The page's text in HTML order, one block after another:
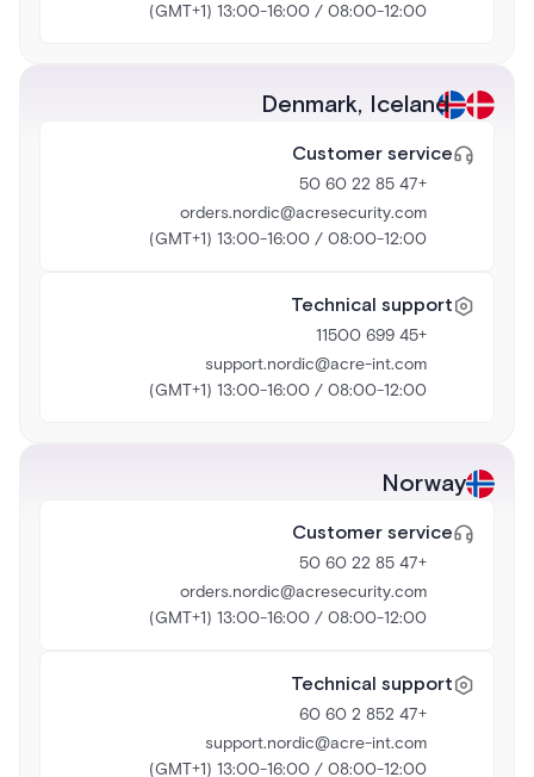
08:00-12:00 / 13:00-16:00 (GMT+1)
Denmark, Iceland
Customer service
+47 85 22 60 50
orders.nordic@acresecurity.com
08:00-12:00 / 13:00-16:00 (GMT+1)
Technical support
+45 699 11500
support.nordic@acre-int.com
08:00-12:00 / 13:00-16:00 (GMT+1)
Norway
Customer service
+47 85 22 60 50
orders.nordic@acresecurity.com
08:00-12:00 / 13:00-16:00 (GMT+1)
Technical support
+47 852 2 60 60
support.nordic@acre-int.com
08:00-12:00 / 13:00-16:00 (GMT+1)